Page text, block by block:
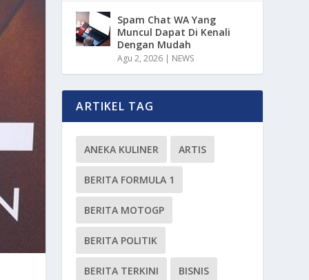
Spam Chat WA Yang
Muncul Dapat Di Kenali
Dengan Mudah
Agu 2, 2026 | NEWS
ARTIKEL TAG
ANEKA KULINER ARTIS
BERITA FORMULA 1
BERITA MOTOGP
BERITA POLITIK
BERITA TERKINI BISNIS